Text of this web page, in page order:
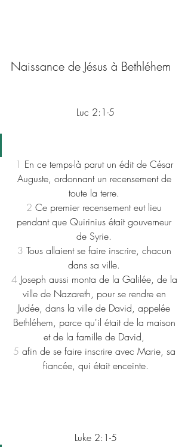
Naissance de Jésus à Bethléhem
Luc 2:1-5
1 En ce temps-là parut un édit de César
Auguste, ordonnant un recensement de
toute la terre.
2 Ce premier recensement eut lieu
pendant que Quirinius était gouverneur
de Syrie.
3 Tous allaient se faire inscrire, chacun
dans sa ville.
4 Joseph aussi monta de la Galilée, de la
ville de Nazareth, pour se rendre en
Judée, dans la ville de David, appelée
Bethléhem, parce qu'il était de la maison
et de la famille de David,
5 afin de se faire inscrire avec Marie, sa
fiancée, qui était enceinte.
Luke 2:1-5